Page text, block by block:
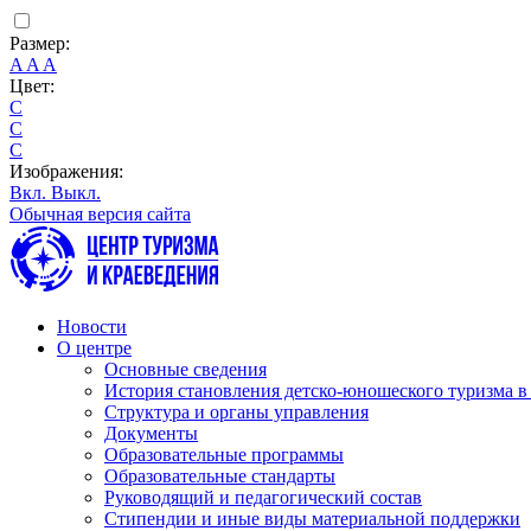
Размер:
A A A
Цвет:
C
C
C
Изображения:
Вкл. Выкл.
Обычная версия сайта
Новости
О центре
Основные сведения
История становления детско-юношеского туризма
Структура и органы управления
Документы
Образовательные программы
Образовательные стандарты
Руководящий и педагогический состав
Стипендии и иные виды материальной поддержки